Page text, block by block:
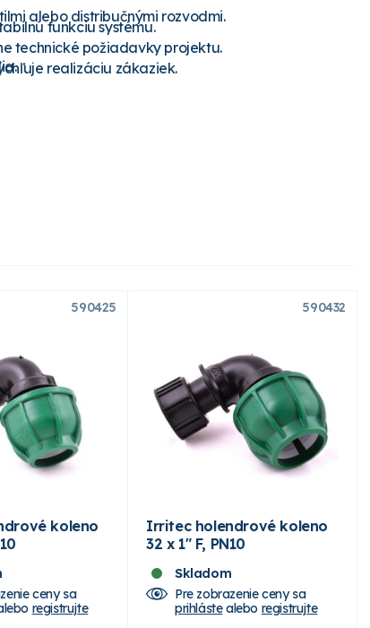
alebo distribučnými rozvodmi.
funkciu systému.
technické požiadavky projektu.
realizáciu zákaziek.
590425
koleno
ceny sa
registrujte
590432
Irritec holendrové koleno
32 x 1" F, PN10
Skladom
Pre zobrazenie ceny sa
prihlástealebo registrujte